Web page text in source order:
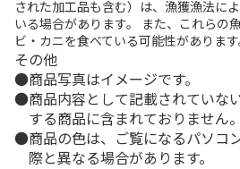
された加工品も含む）は、漁獲漁法に
いる場合があります。 また、これらの
ビ・カニを食べている可能性があります
その他
商品写真はイメージです。
商品内容として記載されていな
する商品に含まれておりません。
商品の色は、ご覧になるパソコ
際と異なる場合があります。